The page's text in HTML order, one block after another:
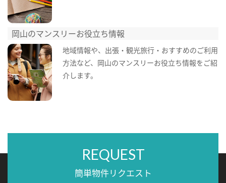
岡山のマンスリーお役立ち情報
地域情報や、出張・観光旅行・おすすめのご利用
方法など、岡山のマンスリーお役立ち情報をご紹
介します。
REQUEST
簡単物件リクエスト